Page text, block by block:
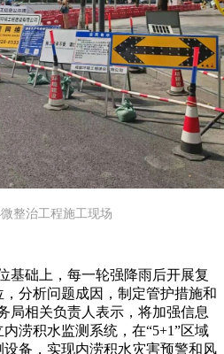
整治工程施工现场
基础上，每一轮强降雨后开展复
分析问题成因，制定管护措施和
局相关负责人表示，将加强信息
涝积水监测系统，在“5+1”区域
备，实现内涝积水灾害预警和风